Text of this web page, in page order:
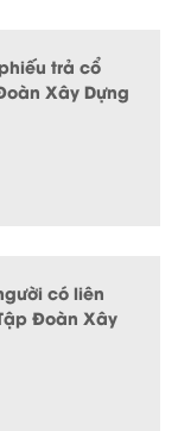
trả cổ
Xây Dựng
có liên
Đoàn Xây